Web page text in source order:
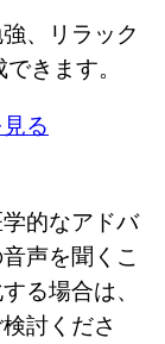
、リラック
きます。
る
的なアドバ
声を聞くこ
る場合は、
討くださ